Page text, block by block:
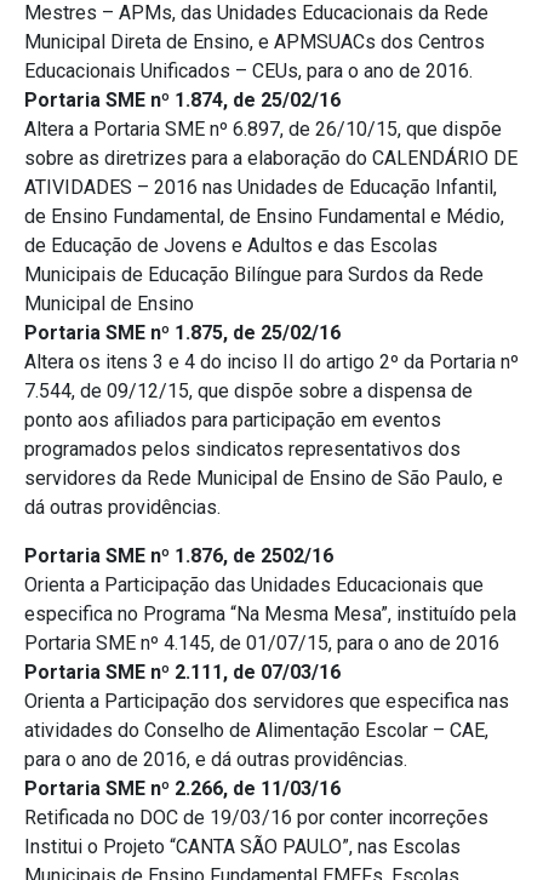
Mestres – APMs, das Unidades Educacionais da Rede
Municipal Direta de Ensino, e APMSUACs dos Centros
Educacionais Unificados – CEUs, para o ano de 2016.
Portaria SME nº 1.874, de 25/02/16
Altera a Portaria SME nº 6.897, de 26/10/15, que dispõe
sobre as diretrizes para a elaboração do CALENDÁRIO DE
ATIVIDADES – 2016 nas Unidades de Educação Infantil,
de Ensino Fundamental, de Ensino Fundamental e Médio,
de Educação de Jovens e Adultos e das Escolas
Municipais de Educação Bilíngue para Surdos da Rede
Municipal de Ensino
Portaria SME nº 1.875, de 25/02/16
Altera os itens 3 e 4 do inciso II do artigo 2º da Portaria nº
7.544, de 09/12/15, que dispõe sobre a dispensa de
ponto aos afiliados para participação em eventos
programados pelos sindicatos representativos dos
servidores da Rede Municipal de Ensino de São Paulo, e
dá outras providências.
Portaria SME nº 1.876, de 2502/16
Orienta a Participação das Unidades Educacionais que
especifica no Programa “Na Mesma Mesa”, instituído pela
Portaria SME nº 4.145, de 01/07/15, para o ano de 2016
Portaria SME nº 2.111, de 07/03/16
Orienta a Participação dos servidores que especifica nas
atividades do Conselho de Alimentação Escolar – CAE,
para o ano de 2016, e dá outras providências.
Portaria SME nº 2.266, de 11/03/16
Retificada no DOC de 19/03/16 por conter incorreções
Institui o Projeto “CANTA SÃO PAULO”, nas Escolas